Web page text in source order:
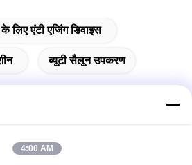
लिए एंटी एजिंग डिवाइस
ब्यूटी सैलून उपकरण
4:00 AM